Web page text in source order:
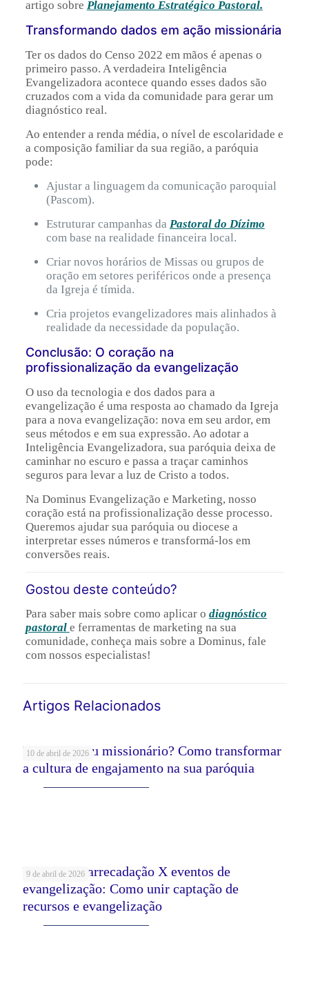
artigo sobre Planejamento Estratégico Pastoral.
Transformando dados em ação missionária
Ter os dados do Censo 2022 em mãos é apenas o
primeiro passo. A verdadeira Inteligência
Evangelizadora acontece quando esses dados são
cruzados com a vida da comunidade para gerar um
diagnóstico real.
Ao entender a renda média, o nível de escolaridade e
a composição familiar da sua região, a paróquia
pode:
Ajustar a linguagem da comunicação paroquial
(Pascom).
Estruturar campanhas da Pastoral do Dízimo
com base na realidade financeira local.
Criar novos horários de Missas ou grupos de
oração em setores periféricos onde a presença
da Igreja é tímida.
Cria projetos evangelizadores mais alinhados à
realidade da necessidade da população.
Conclusão: O coração na
profissionalização da evangelização
O uso da tecnologia e dos dados para a
evangelização é uma resposta ao chamado da Igreja
para a nova evangelização: nova em seu ardor, em
seus métodos e em sua expressão. Ao adotar a
Inteligência Evangelizadora, sua paróquia deixa de
caminhar no escuro e passa a traçar caminhos
seguros para levar a luz de Cristo a todos.
Na Dominus Evangelização e Marketing, nosso
coração está na profissionalização desse processo.
Queremos ajudar sua paróquia ou diocese a
interpretar esses números e transformá-los em
conversões reais.
Gostou deste conteúdo?
Para saber mais sobre como aplicar o diagnóstico
pastoral e ferramentas de marketing na sua
comunidade, conheça mais sobre a Dominus, fale
com nossos especialistas!
Artigos Relacionados
10 de abril de 2026
Voluntário ou missionário? Como transformar
a cultura de engajamento na sua paróquia
9 de abril de 2026
Eventos de arrecadação X eventos de
evangelização: Como unir captação de
recursos e evangelização